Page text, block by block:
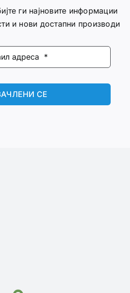
ги најновите информации
и нови достапни производи
СЕ